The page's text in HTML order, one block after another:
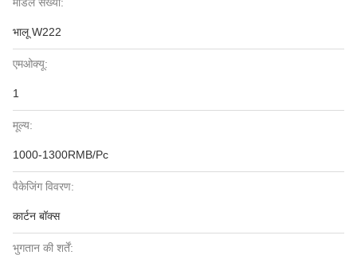
भालू W222
एमओक्यू:
1
मूल्य:
1000-1300RMB/Pc
पैकेजिंग विवरण:
कार्टन बॉक्स
भुगतान की शर्तें: